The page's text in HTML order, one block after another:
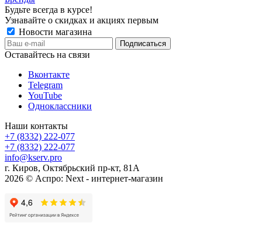
Будьте всегда в курсе!
Узнавайте о скидках и акциях первым
Новости магазина
Оставайтесь на связи
Вконтакте
Telegram
YouTube
Одноклассники
Наши контакты
+7 (8332) 222-077
+7 (8332) 222-077
info@kserv.pro
г. Киров, Октябрьский пр-кт, 81А
2026 © Аспро: Next - интернет-магазин